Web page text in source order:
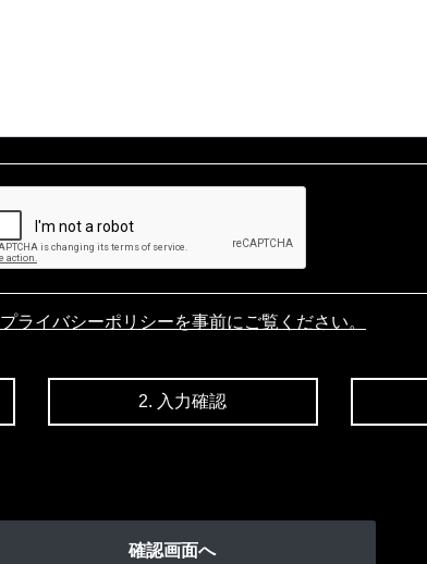
プライバシーポリシーを事前にご覧ください。
2. 入力確認